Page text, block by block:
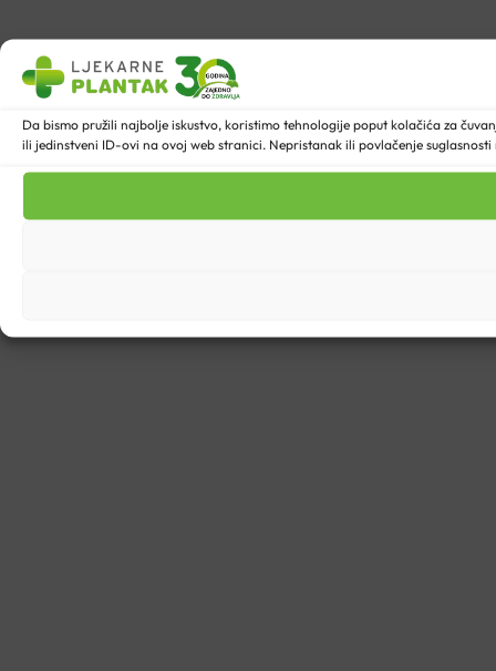
Da bismo pružili najbolje iskustvo, koristimo tehnologije poput kolačića za
ili jedinstveni ID-ovi na ovoj web stranici. Nepristanak ili povlačenje